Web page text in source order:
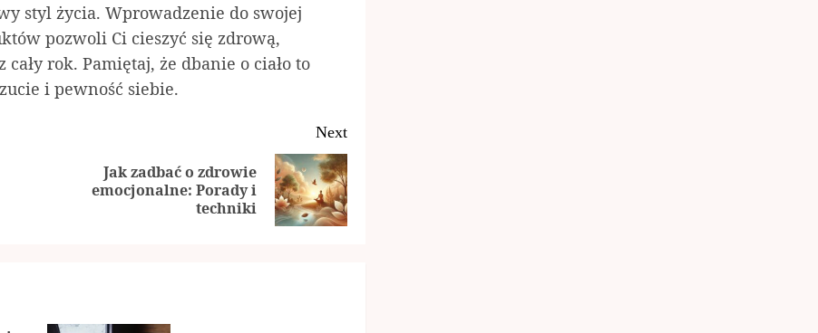
styl życia. Wprowadzenie do swojej
pozwoli Ci cieszyć się zdrową,
rok. Pamiętaj, że dbanie o ciało to
i pewność siebie.
Previous
Next
Jak zadbać o zdrowie
emocjonalne: Porady i
techniki